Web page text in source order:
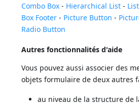
Combo Box - Hierarchical List -
Box Footer - Picture Button -
Radio Button
Autres fonctionnalités d'aide
Vous pouvez aussi associer des
objets formulaire de deux autres
au niveau de la structure de